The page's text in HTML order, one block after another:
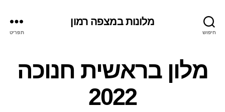
חיפוש
מלונות במצפה רמון
תפריט
ק
ט
ו
ר
מלון בראשית חנוכה
2022